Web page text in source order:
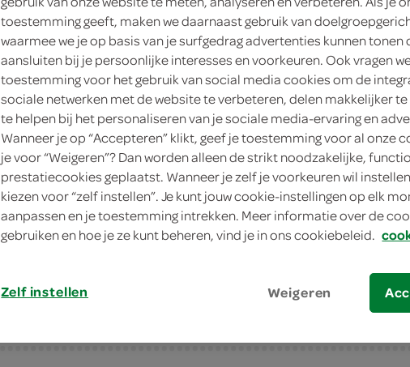
9.
99
1 Stuks
in winkelmand
Let op: aanbiedingen zijn niet
verwerkt in de winkelmand.
toestemming geeft, maken we daarnaast gebruik van
waarmee we je op basis van je surfgedrag advertenties kunnen tonen
aansluiten bij je persoonlijke interesses en voorkeuren. Ook vragen
toestemming voor het gebruik van social media cookies om de
sociale netwerken met de website te verbeteren, delen makkelijker te
te helpen bij het personaliseren van je sociale media-ervaring en
Wanneer je op “Accepteren” klikt, geef je toestemming voor al onze
je voor “Weigeren”? Dan worden alleen de strikt noodzakelijke,
prestatiecookies geplaatst. Wanneer je zelf je voorkeuren wil
kiezen voor “zelf instellen”. Je kunt jouw cookie-instellingen op elk
aanpassen en je toestemming intrekken. Meer informatie over de
gebruiken en hoe je ze kunt beheren, vind je in ons cookiebeleid.
Zelf instellen Weigeren